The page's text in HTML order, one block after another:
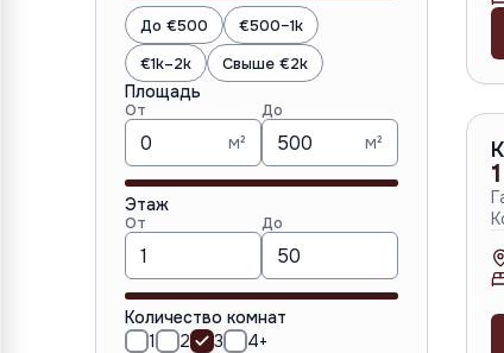
До €500
€500–1k
€1k–2k
Свыше €2k
Площадь
От
м²
До
м²
Этаж
От До
Количество комнат
1
2 3
4+